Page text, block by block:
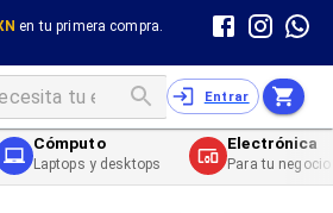
en tu primera compra.
Entrar
Cómputo
Laptops y desktops
Electrónica
Para tu